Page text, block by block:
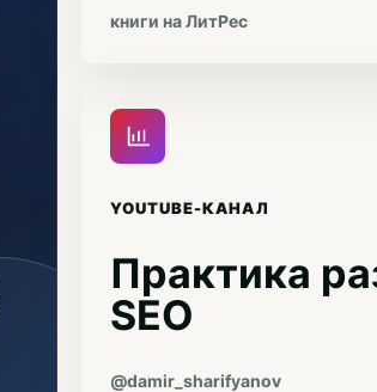
книги на ЛитРес
YOUTUBE-КАНАЛ
Практика
SEO
@damir_sharifyanov